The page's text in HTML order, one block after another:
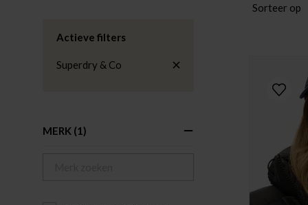
Actieve filters
Superdry & Co
MERK (1)
Sorteer op